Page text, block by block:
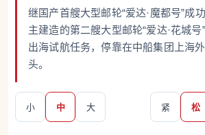
继国产首艘大型邮轮“爱达·魔都号”成
主建造的第二艘大型邮轮“爱达·花城号
出海试航任务，停靠在中船集团上海
头。
小 中 大 紧 松